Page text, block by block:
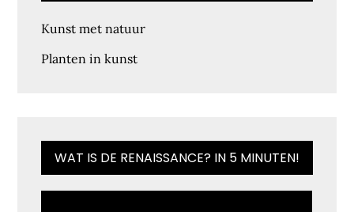
Kunst met natuur
Planten in kunst
WAT IS DE RENAISSANCE? IN 5 MINUTEN!